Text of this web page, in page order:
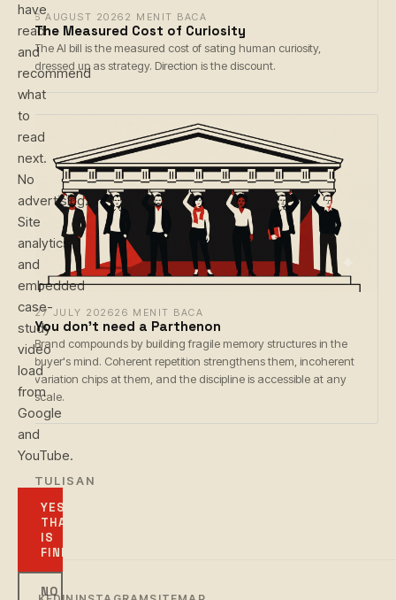
6 AUGUST 2026 2 MENIT BACA
The Measured Cost of Curiosity
The AI bill is the measured cost of sating human curiosity,
dressed up as strategy. Direction is the discount.
27 JULY 202626 MENIT BACA
You don't need a Parthenon
Brand compounds by building fragile memory structures in the
buyer's mind. Coherent repetition strengthens them, incoherent
variation chips at them, and the discipline is accessible at any
scale.
← TULISAN
have
read
and
recommend
what
to
read
next.
No
advertising.
Site
analytics
and
embedded
case-
study
video
load
from
Google
and
YouTube.
YES,
THAT
IS
FINE
NO